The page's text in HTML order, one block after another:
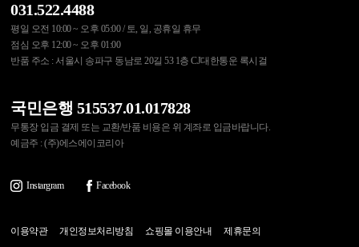
031.522.4488
평일 오전 10:00 ~ 오후 05:00 / 토, 일, 공휴일 휴무
점심 오후 12:00 ~ 오후 01:00
반품 주소 : 서울시 송파구 동남로 20길 53 1층 CJ대한통운 록시걸
국민은행 515537.01.017828
무통장 입금 결제 또는 교환/반품 비용은 위 계좌로 입금바랍니다.
예금주 : (주)에스에이코리아
Instargram Facebook
이용약관 개인정보처리방침 쇼핑몰 이용안내 제휴문의